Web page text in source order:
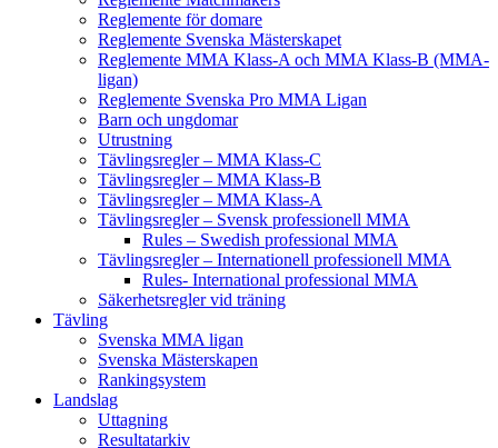
Reglemente för domare
Reglemente Svenska Mästerskapet
Reglemente MMA Klass-A och MMA Klass-B (MMA-
ligan)
Reglemente Svenska Pro MMA Ligan
Barn och ungdomar
Utrustning
Tävlingsregler – MMA Klass-C
Tävlingsregler – MMA Klass-B
Tävlingsregler – MMA Klass-A
Tävlingsregler – Svensk professionell MMA
Rules – Swedish professional MMA
Tävlingsregler – Internationell professionell MMA
Rules- International professional MMA
Säkerhetsregler vid träning
Tävling
Svenska MMA ligan
Svenska Mästerskapen
Rankingsystem
Landslag
Uttagning
Resultatarkiv